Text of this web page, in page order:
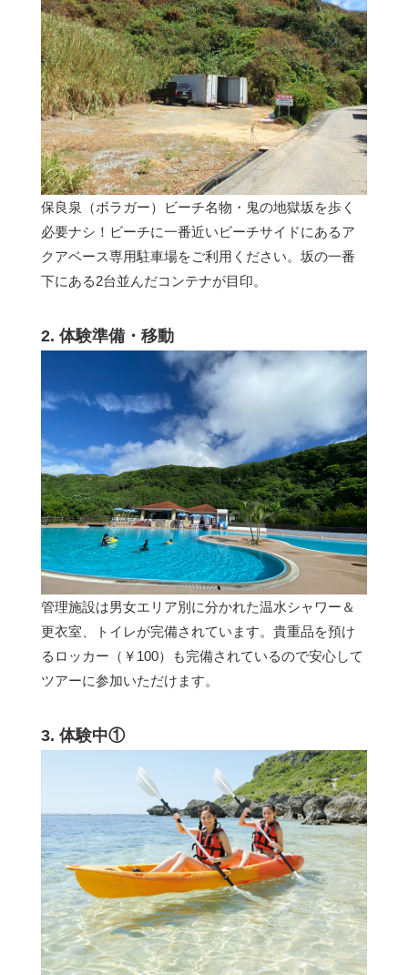
保良泉（ボラガー）ビーチ名物・鬼の地獄坂を歩く
必要ナシ！ビーチに一番近いビーチサイドにあるア
クアベース専用駐車場をご利用ください。坂の一番
下にある2台並んだコンテナが目印。
2. 体験準備・移動
管理施設は男女エリア別に分かれた温水シャワー＆
更衣室、トイレが完備されています。貴重品を預け
るロッカー（￥100）も完備されているので安心して
ツアーに参加いただけます。
3. 体験中①